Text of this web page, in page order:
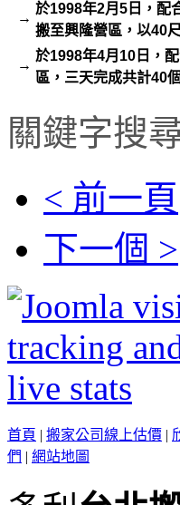
→
於1998年2月5日，配
搬至興隆營區，以40
→
於1998年4月10日，
區，三天完成共計40
關鍵字搜
< 前一頁
下一個 >
首頁 | 搬家公司線上估價 |
們 | 網站地圖